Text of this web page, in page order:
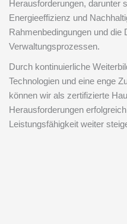
Herausforderungen, darunter
Energieeffizienz und
Rahmenbedingungen und die
Verwaltungsprozessen.
Durch kontinuierliche
Technologien und eine enge
können wir als zertifizierte
Herausforderungen
Leistungsfähigkeit weiter